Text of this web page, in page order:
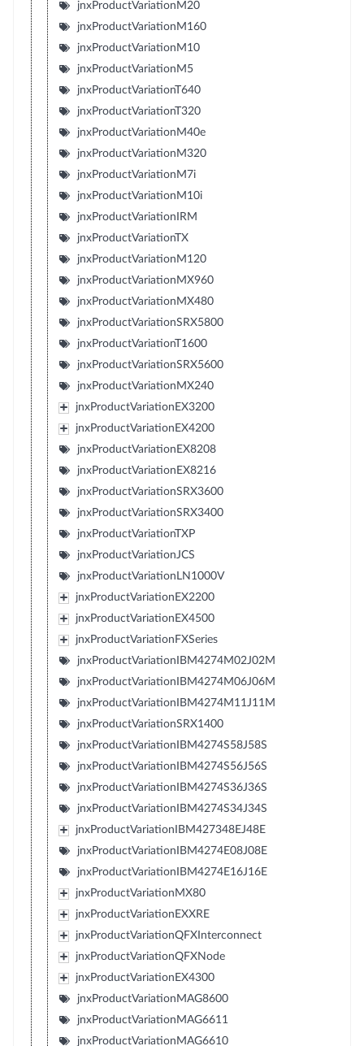
jnxProductVariationM20
jnxProductVariationM160
jnxProductVariationM10
jnxProductVariationM5
jnxProductVariationT640
jnxProductVariationT320
jnxProductVariationM40e
jnxProductVariationM320
jnxProductVariationM7i
jnxProductVariationM10i
jnxProductVariationIRM
jnxProductVariationTX
jnxProductVariationM120
jnxProductVariationMX960
jnxProductVariationMX480
jnxProductVariationSRX5800
jnxProductVariationT1600
jnxProductVariationSRX5600
jnxProductVariationMX240
jnxProductVariationEX3200
jnxProductVariationEX4200
jnxProductVariationEX8208
jnxProductVariationEX8216
jnxProductVariationSRX3600
jnxProductVariationSRX3400
jnxProductVariationTXP
jnxProductVariationJCS
jnxProductVariationLN1000V
jnxProductVariationEX2200
jnxProductVariationEX4500
jnxProductVariationFXSeries
jnxProductVariationIBM4274M02J02M
jnxProductVariationIBM4274M06J06M
jnxProductVariationIBM4274M11J11M
jnxProductVariationSRX1400
jnxProductVariationIBM4274S58J58S
jnxProductVariationIBM4274S56J56S
jnxProductVariationIBM4274S36J36S
jnxProductVariationIBM4274S34J34S
jnxProductVariationIBM427348EJ48E
jnxProductVariationIBM4274E08J08E
jnxProductVariationIBM4274E16J16E
jnxProductVariationMX80
jnxProductVariationEXXRE
jnxProductVariationQFXInterconnect
jnxProductVariationQFXNode
jnxProductVariationEX4300
jnxProductVariationMAG8600
jnxProductVariationMAG6611
jnxProductVariationMAG6610